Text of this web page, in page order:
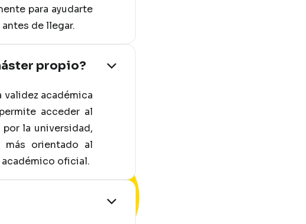
para ayudarte
de llegar.
propio?
académica
acceder al
la universidad,
orientado al
oficial.